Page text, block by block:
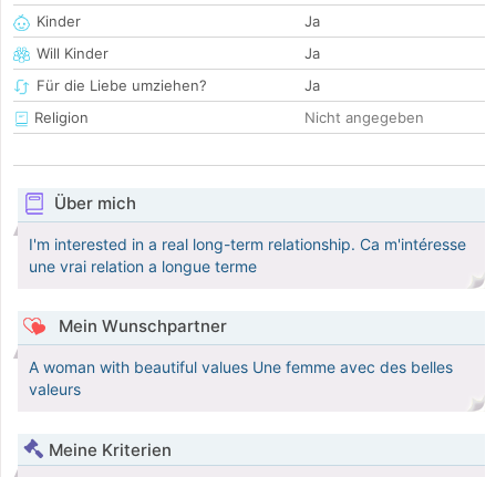
Kinder
Ja
Will Kinder
Ja
Für die Liebe umziehen?
Ja
Religion
Nicht angegeben
Über mich
I'm interested in a real long-term relationship. Ca m'intéresse
une vrai relation a longue terme
Mein Wunschpartner
A woman with beautiful values Une femme avec des belles
valeurs
Meine Kriterien